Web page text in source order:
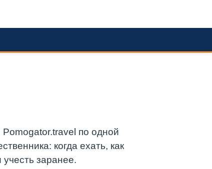
по одной
когда ехать, как
учесть заранее.